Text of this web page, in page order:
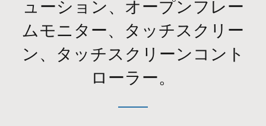
ューション、オープンフレー
ムモニター、タッチスクリー
ン、タッチスクリーンコント
ローラー。